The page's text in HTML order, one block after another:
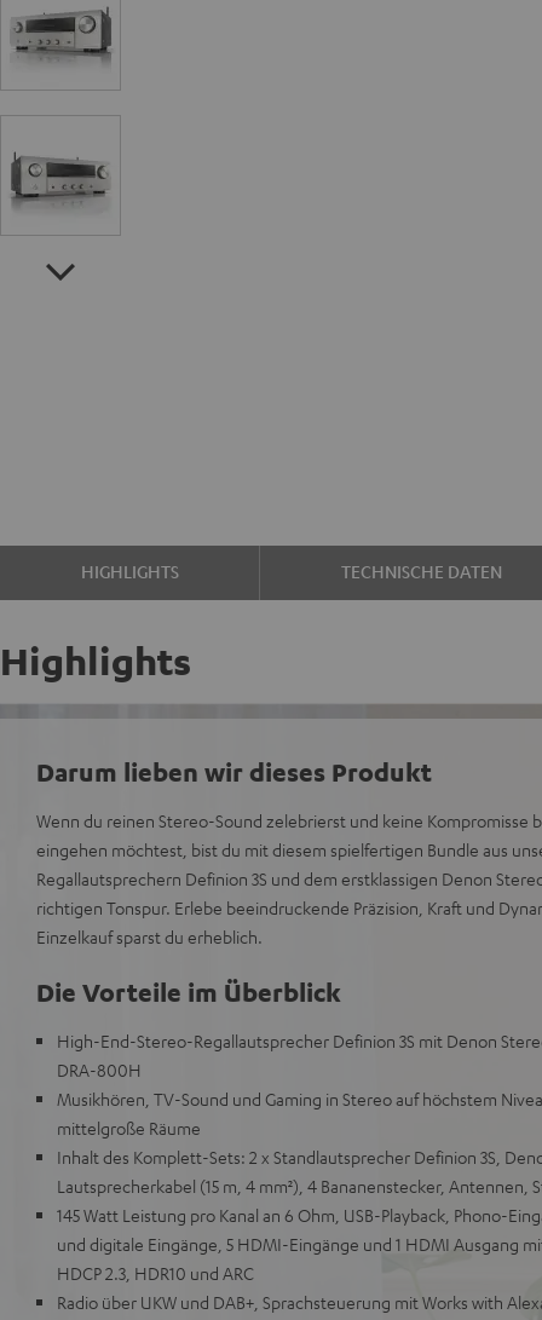
HIGHLIGHTS TECHNISCHE DATEN
Highlights
Darum lieben wir dieses Produkt
Wenn du reinen Stereo-Sound zelebrierst und keine Kompromisse
eingehen möchtest, bist du mit diesem spielfertigen Bundle aus
Regallautsprechern Definion 3S und dem erstklassigen Denon
richtigen Tonspur. Erlebe beeindruckende Präzision, Kraft und
Einzelkauf sparst du erheblich.
Die Vorteile im Überblick
High-End-Stereo-Regallautsprecher Definion 3S mit Denon
DRA-800H
Musikhören, TV-Sound und Gaming in Stereo auf höchstem
mittelgroße Räume
Inhalt des Komplett-Sets: 2 x Standlautsprecher Definion 3S,
Lautsprecherkabel (15 m, 4 mm²), 4 Bananenstecker, Antennen,
145 Watt Leistung pro Kanal an 6 Ohm, USB-Playback, Phono-
und digitale Eingänge, 5 HDMI-Eingänge und 1 HDMI Ausgang
HDCP 2.3, HDR10 und ARC
Radio über UKW und DAB+, Sprachsteuerung mit Works with